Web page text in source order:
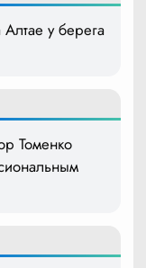
у берега
Томенко